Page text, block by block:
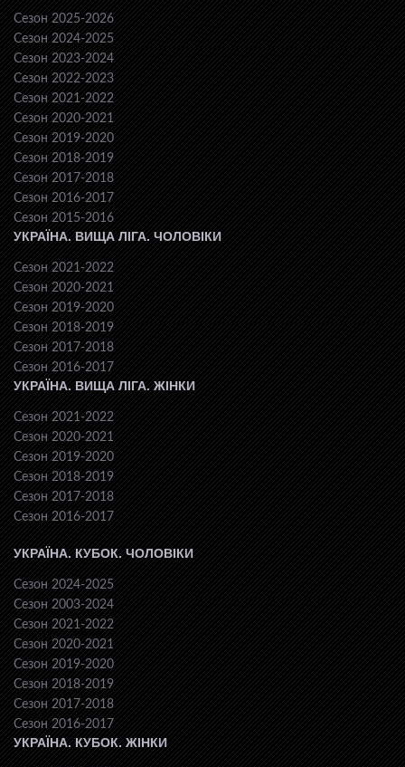
Сезон 2025-2026
Сезон 2024-2025
Сезон 2023-2024
Сезон 2022-2023
Сезон 2021-2022
Сезон 2020-2021
Сезон 2019-2020
Сезон 2018-2019
Сезон 2017-2018
Сезон 2016-2017
Сезон 2015-2016
УКРАЇНА. ВИЩА ЛІГА. ЧОЛОВІКИ
Сезон 2021-2022
Сезон 2020-2021
Сезон 2019-2020
Сезон 2018-2019
Сезон 2017-2018
Сезон 2016-2017
УКРАЇНА. ВИЩА ЛІГА. ЖІНКИ
Сезон 2021-2022
Сезон 2020-2021
Сезон 2019-2020
Сезон 2018-2019
Сезон 2017-2018
Сезон 2016-2017
УКРАЇНА. КУБОК. ЧОЛОВІКИ
Сезон 2024-2025
Сезон 2003-2024
Сезон 2021-2022
Сезон 2020-2021
Сезон 2019-2020
Сезон 2018-2019
Сезон 2017-2018
Сезон 2016-2017
УКРАЇНА. КУБОК. ЖІНКИ